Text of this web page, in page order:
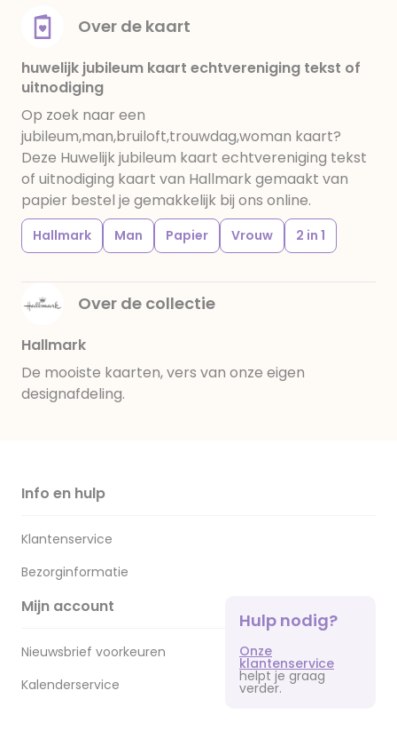
Over de kaart
huwelijk jubileum kaart echtvereniging tekst of
uitnodiging
Op zoek naar een
jubileum,man,bruiloft,trouwdag,woman kaart?
Deze Huwelijk jubileum kaart echtvereniging tekst
of uitnodiging kaart van Hallmark gemaakt van
papier bestel je gemakkelijk bij ons online.
Hallmark Man Papier Vrouw 2 in 1
Over de collectie
Hallmark
De mooiste kaarten, vers van onze eigen
designafdeling.
Info en hulp
Klantenservice
Bezorginformatie
Mijn account
Nieuwsbrief voorkeuren
Kalenderservice
Hulp nodig?
Onze
klantenservice
helpt je graag
verder.